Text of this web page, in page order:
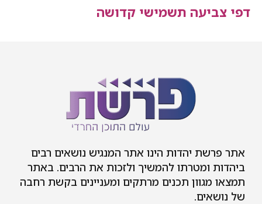
דפי צביעה תשמישי קדושה
אתר פרשת יהדות הינו אתר המנגיש נושאים רבים
ביהדות ומטרתו להמשיך ולזכות את הרבים. באתר
תמצאו מגוון תכנים מרתקים ומעניינים בקשת רחבה
של נושאים.